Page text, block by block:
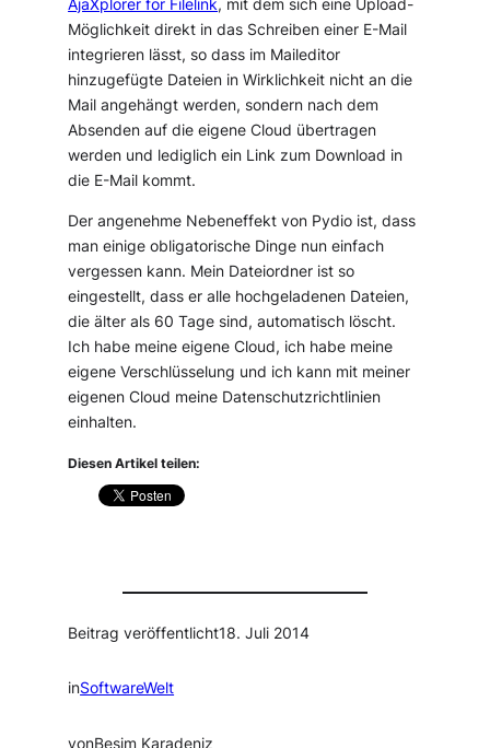
AjaXplorer for Filelink, mit dem sich eine Upload-
Möglichkeit direkt in das Schreiben einer E-Mail
integrieren lässt, so dass im Maileditor
hinzugefügte Dateien in Wirklichkeit nicht an die
Mail angehängt werden, sondern nach dem
Absenden auf die eigene Cloud übertragen
werden und lediglich ein Link zum Download in
die E-Mail kommt.
Der angenehme Nebeneffekt von Pydio ist, dass
man einige obligatorische Dinge nun einfach
vergessen kann. Mein Dateiordner ist so
eingestellt, dass er alle hochgeladenen Dateien,
die älter als 60 Tage sind, automatisch löscht.
Ich habe meine eigene Cloud, ich habe meine
eigene Verschlüsselung und ich kann mit meiner
eigenen Cloud meine Datenschutzrichtlinien
einhalten.
Diesen Artikel teilen:
Beitrag veröffentlicht18. Juli 2014
inSoftwareWelt
vonBesim Karadeniz